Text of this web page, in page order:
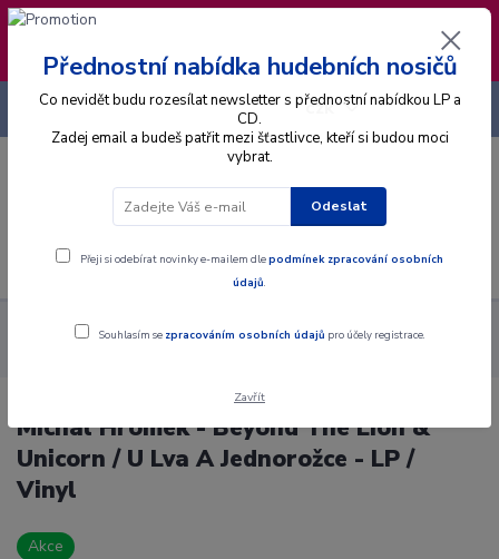
❣️ Od 4.8. do 13.8. čerpám dovolenou. Datum
expedice objednávek se posouvá na pátek
14.8.2026 🐋
Menu
CZK
+420 725 736 293
Alba Gramodesky
Michal Hromek - Beyond The Lion &
Michal Hromek - Beyond The Lion &
Unicorn / U Lva A Jednorožce - LP /
Vinyl
Akce
Přednostní nabídka hudebních nosičů
Co nevidět budu rozesílat newsletter s přednostní nabídkou LP a
CD.
Zadej email a budeš patřit mezi šťastlivce, kteří si budou moci
vybrat.
Odeslat
Přeji si odebírat novinky e-mailem dlepodmínek zpracování osobních
údajů.
Souhlasím se zpracováním osobních údajů pro účely registrace.
Zavřít